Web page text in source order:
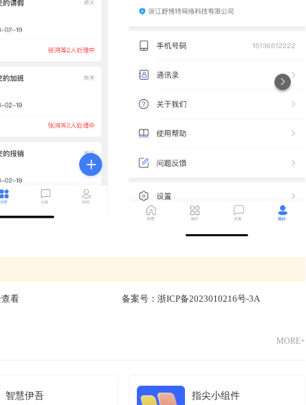
看 备案号：浙ICP备2023010216号-3A
MORE+
智慧伊吾 指尖小组件